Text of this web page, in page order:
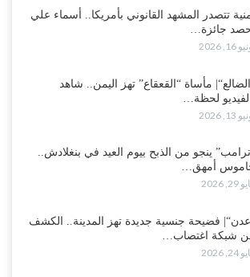
تتصدر المشهد القانوني بأمريكا.. أسماء علي
جائزة…
16, 2026
مأساة “القعقاع” تهز اليمن.. شاهد
لحظة…
13, 2026
ينجو من الذبح بيوم العيد في بنغلادش..
أمهق…
2026
فضيحة جنسية جديدة تهز المدينة.. الكشف
شبكة اغتصاب…
2026